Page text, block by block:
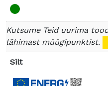
Kutsume Teid uurima
lähimast müügipunktist.
Silt